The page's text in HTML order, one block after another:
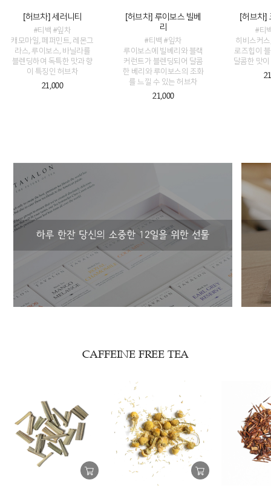
[허브차] 세러니티
#티백 #잎차
캐모마일, 페퍼민트, 레몬그
라스, 루이보스, 바닐라를
블렌딩하여 독특한 맛과 향
이 특징인 허브차
21,000
[허브차] 루이보스 빌베
리
#티백 #잎차
루이보스에 빌베리와 블랙
커런트가 블렌딩되어 달콤
한 베리와 루이보스의 조화
를 느낄 수 있는 허브차
21,000
[허브차]
#티
히비스커
로즈힙이
달콤한 맛
CAFFEINE FREE TEA